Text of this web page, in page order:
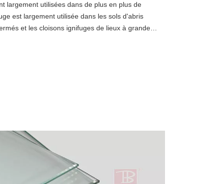
largement utilisées dans de plus en plus de
est largement utilisée dans les sols d'abris
et les cloisons ignifuges de lieux à grande